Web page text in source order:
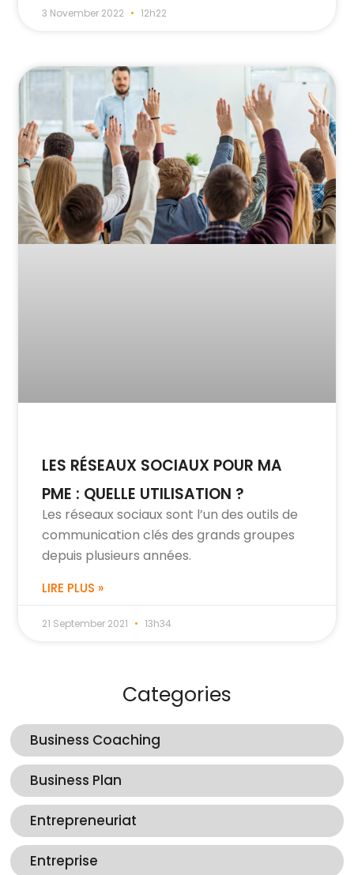
3 November 2022 12h22
LES RÉSEAUX SOCIAUX POUR MA
PME : QUELLE UTILISATION ?
Les réseaux sociaux sont l’un des outils de
communication clés des grands groupes
depuis plusieurs années.
LIRE PLUS »
21 September 2021 13h34
Categories
Business Coaching
Business Plan
Entrepreneuriat
Entreprise